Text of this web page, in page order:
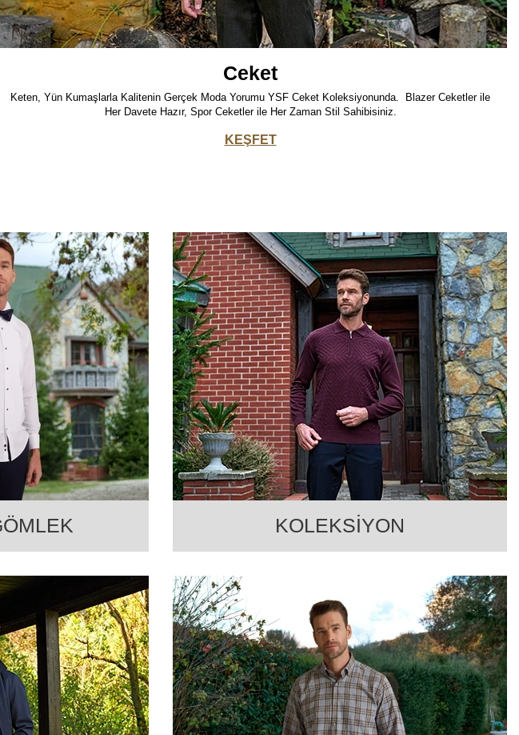
Ceket
Keten, Yün Kumaşlarla Kalitenin Gerçek Moda Yorumu YSF Ceket Koleksiyonunda. Blazer Ceketler ile
Her Davete Hazır, Spor Ceketler ile Her Zaman Stil Sahibisiniz.
KEŞFET
KOLEKSİYON